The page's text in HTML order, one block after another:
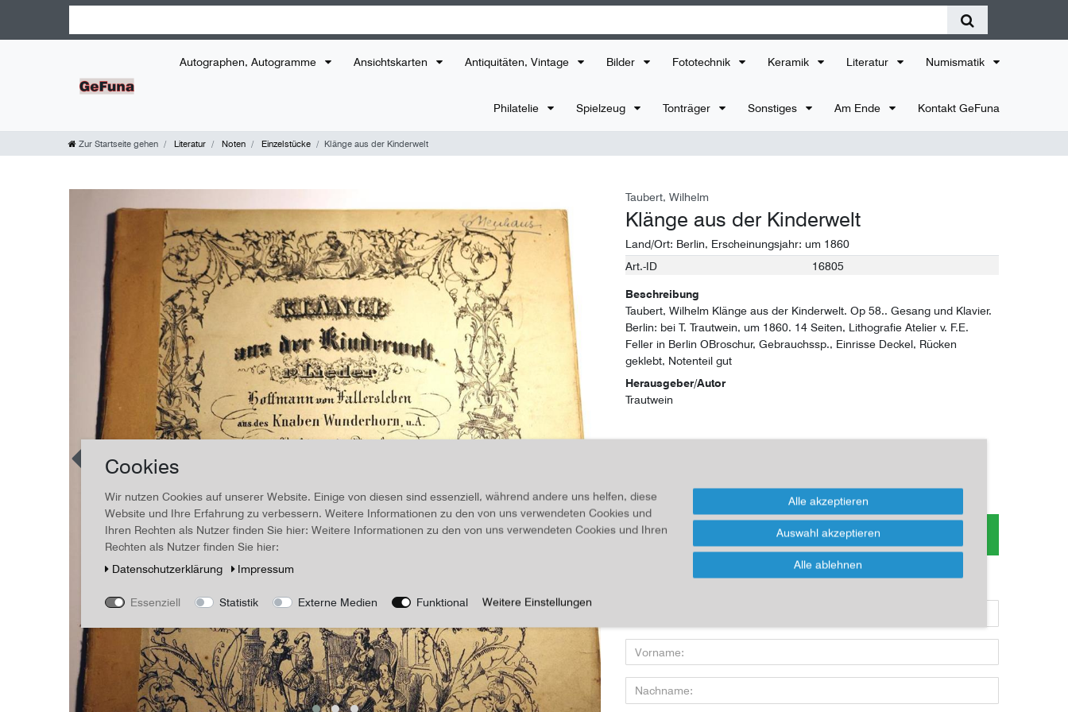
Autographen, Autogramme Ansichtskarten Antiquitäten, Vintage Bilder Fototechnik Keramik Literatur Numismatik
Philatelie Spielzeug Tonträger Sonstiges Am Ende Kontakt GeFuna
Zur Startseite gehen Literatur Noten Einzelstücke Klänge aus der Kinderwelt
Taubert, Wilhelm
Klänge aus der Kinderwelt
Land/Ort: Berlin, Erscheinungsjahr: um 1860
Technisches
Wert
Art.-ID 16805
Beschreibung
Taubert, Wilhelm Klänge aus der Kinderwelt. Op 58.. Gesang und Klavier.
Berlin: bei T. Trautwein, um 1860. 14 Seiten, Lithografie Atelier v. F.E.
Feller in Berlin OBroschur, Gebrauchssp., Einrisse Deckel, Rücken
geklebt, Notenteil gut
Herausgeber/Autor
Trautwein
Für Infos zum Artikel oder Kauf, bitte Formular
nutzen!
Wenn Sie den Artikel kaufen möchten, dann bitte das Formular nutzen:
Cookies
Wir nutzen Cookies auf unserer Website. Einige von diesen sind essenziell, während andere uns helfen, diese
Website und Ihre Erfahrung zu verbessern. Weitere Informationen zu den von uns verwendeten Cookies und
Ihren Rechten als Nutzer finden Sie hier: Weitere Informationen zu den von uns verwendeten Cookies und Ihren
Rechten als Nutzer finden Sie hier:
Daten­schutz­erklärung
Impressum
Essenziell Statistik Externe Medien Funktional Weitere Einstellungen
Alle akzeptieren
Auswahl akzeptieren
Alle ablehnen